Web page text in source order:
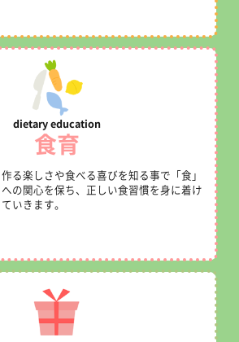
食育
作る楽しさや食べる喜びを知る事で「食」
への関心を保ち、正しい食習慣を身に着け
ていきます。